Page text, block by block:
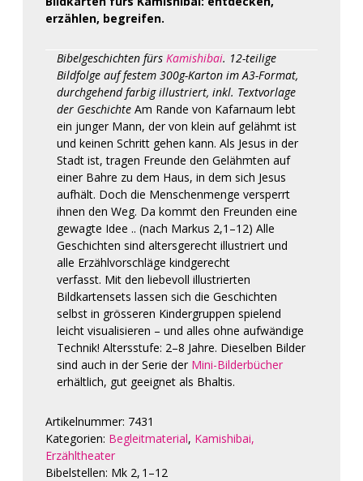
erzählen, begreifen.
Bibelgeschichten fürs Kamishibai. 12-teilige
Bildfolge auf festem 300g-Karton im A3-Format,
durchgehend farbig illustriert, inkl. Textvorlage
der Geschichte Am Rande von Kafarnaum lebt
ein junger Mann, der von klein auf gelähmt ist
und keinen Schritt gehen kann. Als Jesus in der
Stadt ist, tragen Freunde den Gelähmten auf
einer Bahre zu dem Haus, in dem sich Jesus
aufhält. Doch die Menschenmenge versperrt
ihnen den Weg. Da kommt den Freunden eine
gewagte Idee .. (nach Markus 2,1–12) Alle
Geschichten sind altersgerecht illustriert und
alle Erzählvorschläge kindgerecht
verfasst. Mit den liebevoll illustrierten
Bildkartensets lassen sich die Geschichten
selbst in grösseren Kindergruppen spielend
leicht visualisieren – und alles ohne aufwändige
Technik! Altersstufe: 2–8 Jahre. Dieselben Bilder
sind auch in der Serie der Mini-Bilderbücher
erhältlich, gut geeignet als Bhaltis.
Artikelnummer: 7431
Kategorien: Begleitmaterial, Kamishibai,
Erzähltheater
Bibelstellen: Mk 2, 1–12